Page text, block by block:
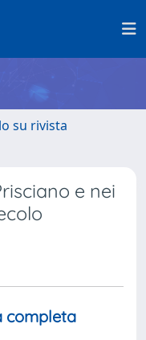
su rivista
e nei
completa